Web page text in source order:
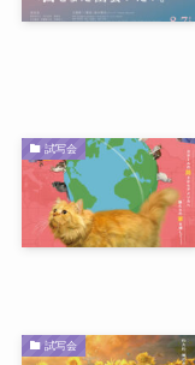
試写会
試写会